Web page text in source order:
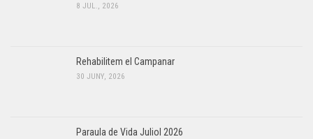
8 JUL., 2026
Rehabilitem el Campanar
30 JUNY, 2026
Paraula de Vida Juliol 2026